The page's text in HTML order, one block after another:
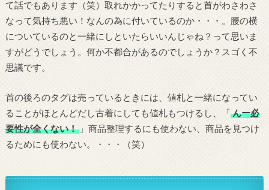
て話でもあります（笑）取れかかってたりすると首がわさわさ
なって気持ち悪い！なんの為に付いているのか・・・。腰の横
についているのと一緒にしといたらいいんじゃね？って思いま
すがどうでしょう。何か不都合があるのでしょうか？スゴく不
思議です。
首の後ろのタグは売っているときには、値札と一緒になってい
ることがほとんどだし古着にしても値札もつけるし、「 んー必
要性が全くない！」商品整理するにも使わない、商品を見つけ
るためにも使わない。・・・（笑）